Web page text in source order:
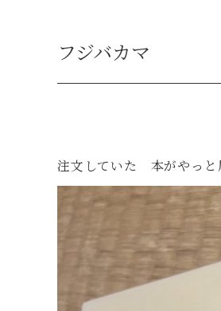
フジバカマ
注文していた 本がやっと